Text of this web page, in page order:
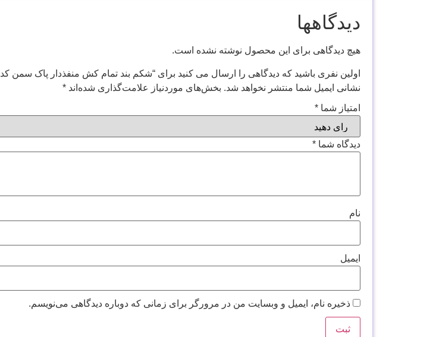
دیدگاهها
هیچ دیدگاهی برای این محصول نوشته نشده است.
اولین نفری باشید که دیدگاهی را ارسال می کنید برای “شکم بند تمام کش منفذدار پاک سمن کد 144211”
نشانی ایمیل شما منتشر نخواهد شد. بخش‌های موردنیاز علامت‌گذاری شده‌اند *
امتیاز شما *
دیدگاه شما *
نام
ایمیل
ذخیره نام، ایمیل و وبسایت من در مرورگر برای زمانی که دوباره دیدگاهی می‌نویسم.